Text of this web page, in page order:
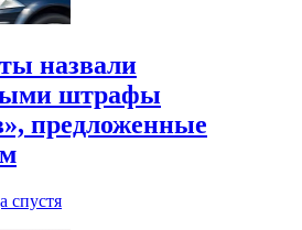
назвали
штрафы
предложенные
спустя